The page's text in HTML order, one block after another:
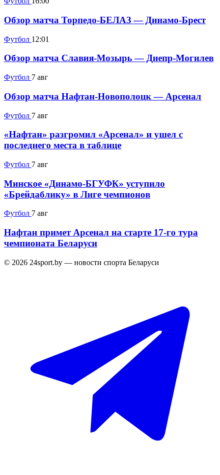
Обзор матча Торпедо-БЕЛАЗ — Динамо-Брест
Футбол 12:01
Обзор матча Славия-Мозырь — Днепр-Могилев
Футбол 7 авг
Обзор матча Нафтан-Новополоцк — Арсенал
Футбол 7 авг
«Нафтан» разгромил «Арсенал» и ушел с
последнего места в таблице
Футбол 7 авг
Минское «Динамо-БГУФК» уступило
«Брейдаблику» в Лиге чемпионов
Футбол 7 авг
Нафтан примет Арсенал на старте 17-го тура
чемпионата Беларуси
© 2026 24sport.by — новости спорта Беларуси